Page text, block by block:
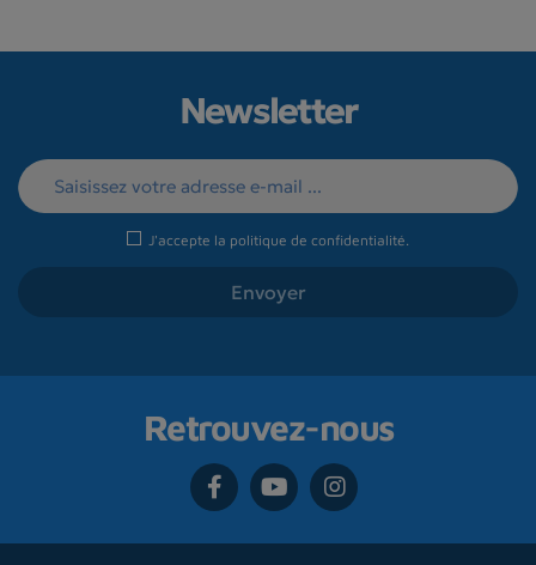
Newsletter
J'accepte la politique de confidentialité
Retrouvez-nous